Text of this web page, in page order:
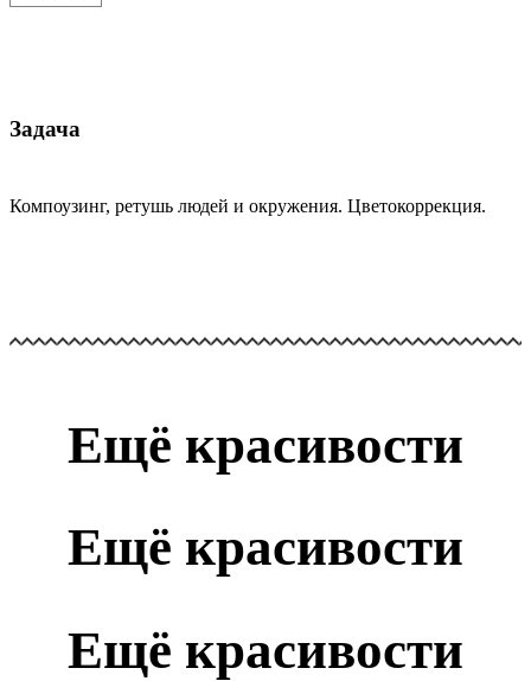
Задача
Компоузинг, ретушь людей и окружения. Цветокоррекция.
Ещё красивости
Ещё красивости
Ещё красивости